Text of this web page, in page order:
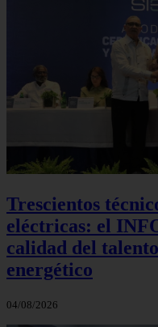
Trescientos
eléctricas: el
calidad del
energético
04/08/2026